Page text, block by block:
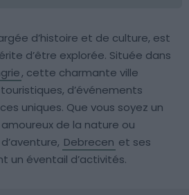
d’histoire et de culture, est
d’être explorée. Située dans
, cette charmante ville
d’événements
uniques. Que vous soyez un
de la nature ou
Debrecen et ses
un éventail d’activités.